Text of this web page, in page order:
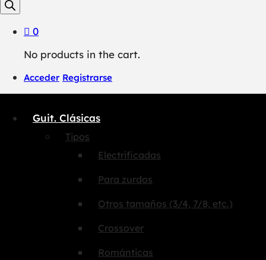
0
No products in the cart.
Acceder Registrarse
Guit. Clásicas
Tipos
Electrificadas
Para zurdos
Otros tamaños (3/4, 7/8, etc.)
Crossover
Románticas